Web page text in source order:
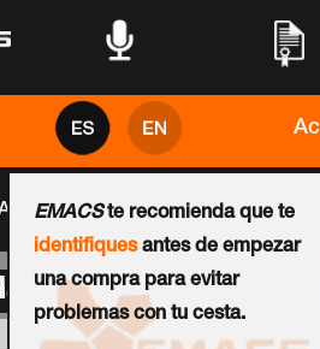
EMACSte recomienda que te
identifiquesantes de empezar
una compra para evitar
problemas con tu cesta.
CITY • CCTV •